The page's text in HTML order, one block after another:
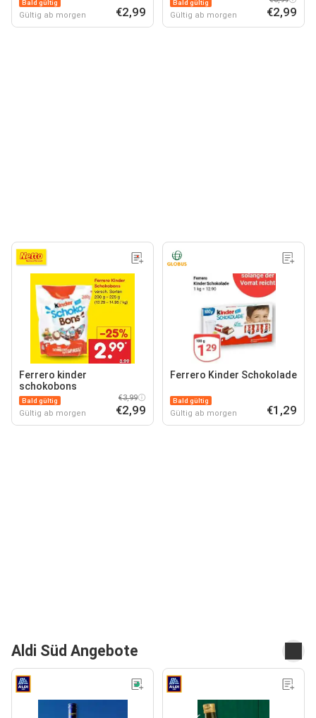
Bald gültig
Gültig ab morgen €2,99
Bald gültig
Gültig ab morgen €2,99
Ferrero kinder
schokobons
Bald gültig
Gültig ab morgen
€3,99
€2,99
Ferrero Kinder Schokolade
Bald gültig
Gültig ab morgen €1,29
Aldi Süd Angebote